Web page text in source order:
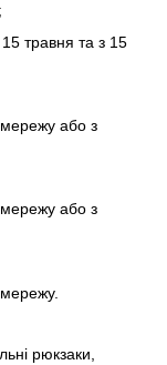
травня та з 15
мережу або з
мережу або з
рюкзаки,